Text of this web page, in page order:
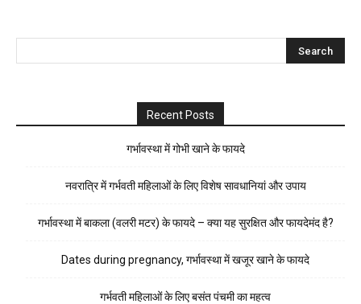
Recent Posts
गर्भावस्था में गोभी खाने के फायदे
नवरात्रि में गर्भवती महिलाओं के लिए विशेष सावधानियां और उपाय
गर्भावस्था में बाकला (वलरी मटर) के फायदे – क्या यह सुरक्षित और फायदेमंद है?
Dates during pregnancy, गर्भावस्था में खजूर खाने के फायदे
गर्भवती महिलाओं के लिए बसंत पंचमी का महत्व